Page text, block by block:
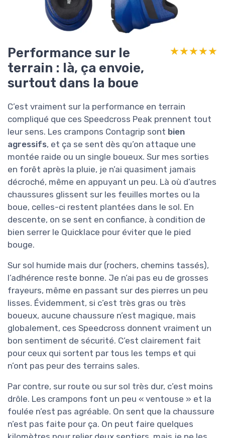
Performance sur le
terrain : là, ça envoie,
surtout dans la boue
★★★★★
★★★★★
C’est vraiment sur la performance en terrain
compliqué que ces Speedcross Peak prennent tout
leur sens. Les crampons Contagrip sont bien
agressifs, et ça se sent dès qu’on attaque une
montée raide ou un single boueux. Sur mes sorties
en forêt après la pluie, je n’ai quasiment jamais
décroché, même en appuyant un peu. Là où d’autres
chaussures glissent sur les feuilles mortes ou la
boue, celles-ci restent plantées dans le sol. En
descente, on se sent en confiance, à condition de
bien serrer le Quicklace pour éviter que le pied
bouge.
Sur sol humide mais dur (rochers, chemins tassés),
l’adhérence reste bonne. Je n’ai pas eu de grosses
frayeurs, même en passant sur des pierres un peu
lisses. Évidemment, si c’est très gras ou très
boueux, aucune chaussure n’est magique, mais
globalement, ces Speedcross donnent vraiment un
bon sentiment de sécurité. C’est clairement fait
pour ceux qui sortent par tous les temps et qui
n’ont pas peur des terrains sales.
Par contre, sur route ou sur sol très dur, c’est moins
drôle. Les crampons font un peu « ventouse » et la
foulée n’est pas agréable. On sent que la chaussure
n’est pas faite pour ça. On peut faire quelques